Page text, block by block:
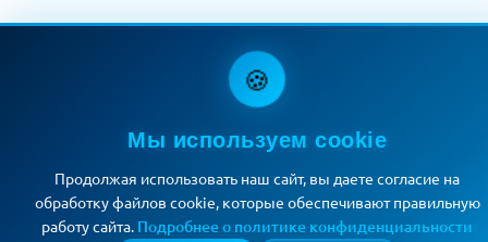
🍪
Мы используем cookie
Продолжая использовать наш сайт, вы даете согласие на
обработку файлов cookie, которые обеспечивают правильную
работу сайта. Подробнее о политике конфиденциальности